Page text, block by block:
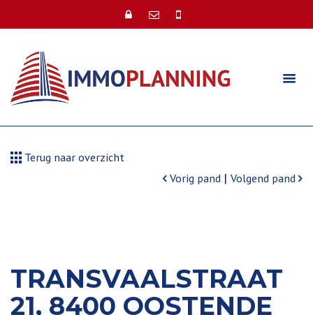
Terug naar overzicht
Vorig pand | Volgend pand
TRANSVAALSTRAAT
21, 8400 OOSTENDE